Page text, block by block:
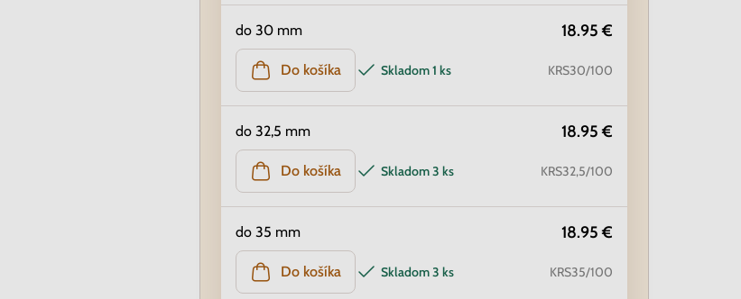
do 30 mm 18.95 €
Do košíka Skladom1 ks KRS30/100
do 32,5 mm 18.95 €
Do košíka Skladom3 ks KRS32,5/100
do 35 mm 18.95 €
Do košíka Skladom3 ks KRS35/100